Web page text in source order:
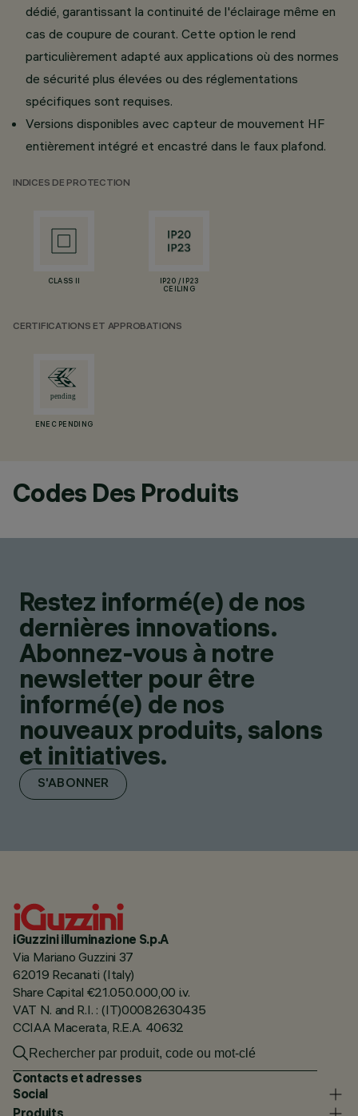
dédié, garantissant la continuité de l'éclairage même en
cas de coupure de courant. Cette option le rend
particulièrement adapté aux applications où des normes
de sécurité plus élevées ou des réglementations
spécifiques sont requises.
Versions disponibles avec capteur de mouvement HF
entièrement intégré et encastré dans le faux plafond.
INDICES DE PROTECTION
CLASS II
IP20 / IP23
CEILING
CERTIFICATIONS ET APPROBATIONS
ENEC PENDING
Codes Des Produits
Restez informé(e) de nos
dernières innovations.
Abonnez-vous à notre
newsletter pour être
informé(e) de nos
nouveaux produits, salons
et initiatives.
S'ABONNER
iGuzzini illuminazione S.p.A
Via Mariano Guzzini 37
62019 Recanati (Italy)
Share Capital €21.050.000,00 i.v.
VAT N. and R.I. : (IT)00082630435
CCIAA Macerata, R.E.A. 40632
Contacts et adresses
Social